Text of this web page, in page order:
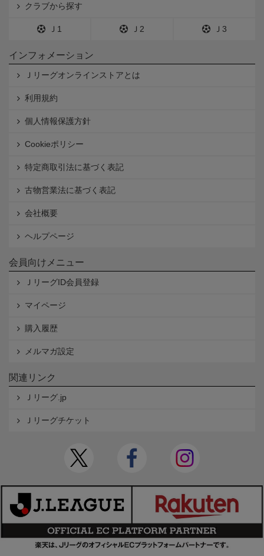
クラブから探す
Ｊ1 Ｊ2 Ｊ3
インフォメーション
Ｊリーグオンラインストアとは
利用規約
個人情報保護方針
Cookieポリシー
特定商取引法に基づく表記
古物営業法に基づく表記
会社概要
ヘルプページ
会員向けメニュー
ＪリーグID会員登録
マイページ
購入履歴
メルマガ設定
関連リンク
Ｊリーグ.jp
Ｊリーグチケット